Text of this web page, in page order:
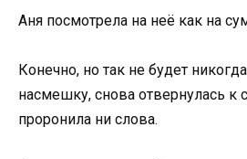
Аня посмотрела на неё как на
Конечно, но так не будет
насмешку, снова отвернулась к
проронила ни слова.